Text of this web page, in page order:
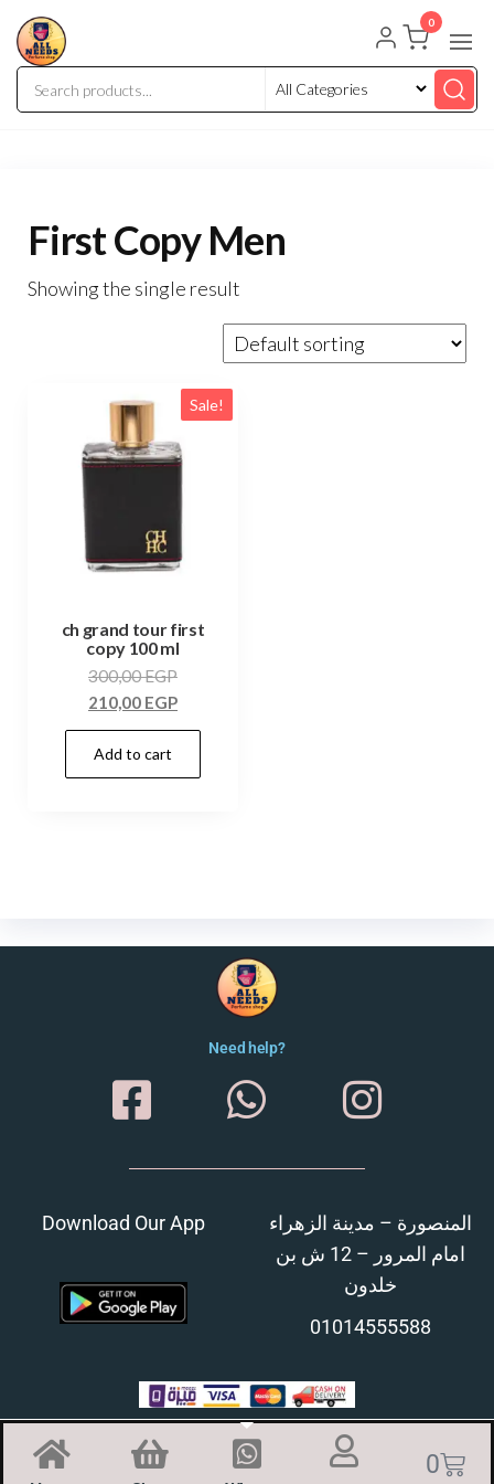
0
First Copy Men
Showing the single result
Sale!
ch grand tour first
copy 100 ml
300,00EGP
210,00 EGP
Add to cart
Need help?
Download Our App
المنصورة – مدينة الزهراء
امام المرور – 12 ش بن
خلدون
01014555588
0